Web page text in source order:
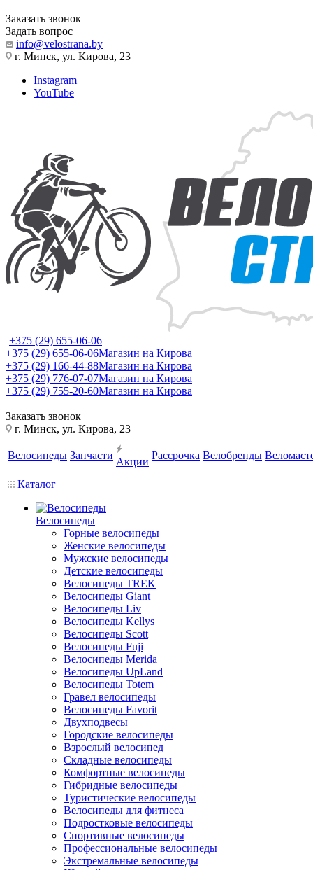
Заказать звонок
Задать вопрос
info@velostrana.by
г. Минск, ул. Кирова, 23
Instagram
YouTube
+375 (29) 655-06-06
+375 (29) 655-06-06Магазин на Кирова
+375 (29) 166-44-88Магазин на Кирова
+375 (29) 776-07-07Магазин на Кирова
+375 (29) 755-20-60Магазин на Кирова
Заказать звонок
г. Минск, ул. Кирова, 23
Велосипеды Запчасти
Акции
Рассрочка Велобренды
Каталог
Велосипеды
Горные велосипеды
Женские велосипеды
Мужские велосипеды
Детские велосипеды
Велосипеды TREK
Велосипеды Giant
Велосипеды Liv
Велосипеды Kellys
Велосипеды Scott
Велосипеды Fuji
Велосипеды Merida
Велосипеды UpLand
Велосипеды Totem
Гравел велосипеды
Велосипеды Favorit
Двухподвесы
Городские велосипеды
Взрослый велосипед
Складные велосипеды
Комфортные велосипеды
Гибридные велосипеды
Туристические велосипеды
Велосипеды для фитнеса
Подростковые велосипеды
Спортивные велосипеды
Профессиональные велосипеды
Экстремальные велосипеды